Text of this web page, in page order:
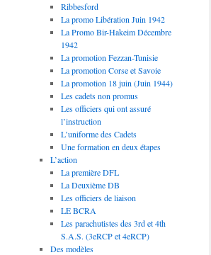
Ribbesford
La promo Libération Juin 1942
La Promo Bir-Hakeim Décembre
1942
La promotion Fezzan-Tunisie
La promotion Corse et Savoie
La promotion 18 juin (Juin 1944)
Les cadets non promus
Les officiers qui ont assuré
l’instruction
L’uniforme des Cadets
Une formation en deux étapes
L’action
La première DFL
La Deuxième DB
Les officiers de liaison
LE BCRA
Les parachutistes des 3rd et 4th
S.A.S. (3eRCP et 4eRCP)
Des modèles